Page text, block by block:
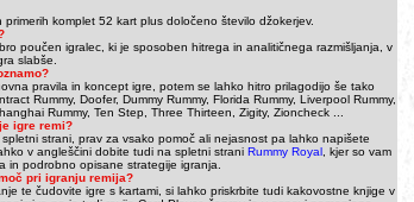
komplet 52 kart plus določeno število džokerjev.
poučen igralec, ki je sposoben hitrega in analitičnega razmišljanja, v
slabše.
pravila in koncept igre, potem se lahko hitro prilagodijo še tako
Rummy, Doofer, Dummy Rummy, Florida Rummy, Liverpool Rummy,
Rummy, Ten Step, Three Thirteen, Zigity, Zioncheck ...
igre remi?
strani, prav za vsako pomoč ali nejasnost pa lahko napišete
v angleščini dobite tudi na spletni strani Rummy Royal, kjer so vam
in podrobno opisane strategije igranja.
pri igranju remija?
te čudovite igre s kartami, si lahko priskrbite tudi kakovostne knjige v